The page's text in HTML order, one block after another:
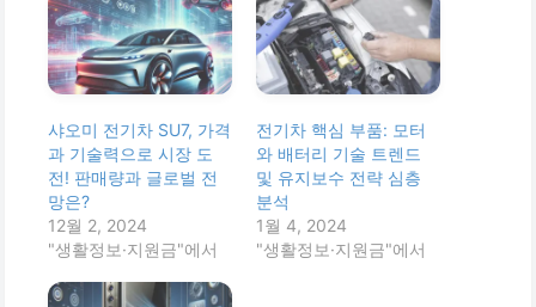
샤오미 전기차 SU7, 가격
과 기술력으로 시장 도
전! 판매량과 글로벌 전
망은?
12월 2, 2024
"생활정보·지원금"에서
전기차 핵심 부품: 모터
와 배터리 기술 트렌드
및 유지보수 전략 심층
분석
1월 4, 2024
"생활정보·지원금"에서